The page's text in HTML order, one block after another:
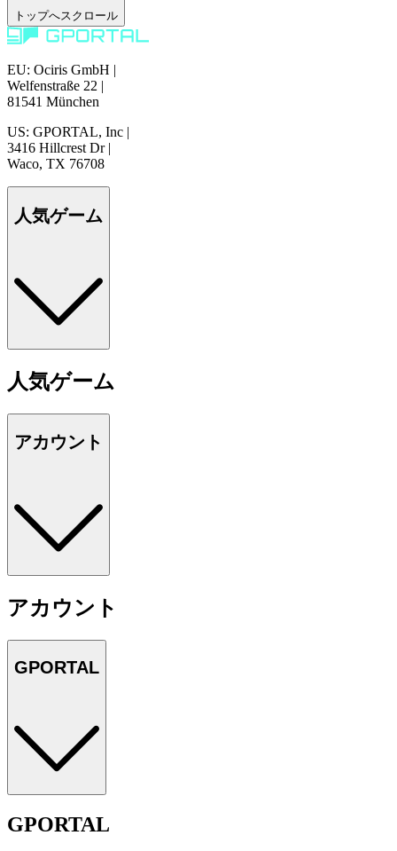
トップへスクロール
EU: Ociris GmbH |
Welfenstraße 22 |
81541 München
US: GPORTAL, Inc |
3416 Hillcrest Dr |
Waco, TX 76708
人気ゲーム
人気ゲーム
アカウント
アカウント
GPORTAL
GPORTAL